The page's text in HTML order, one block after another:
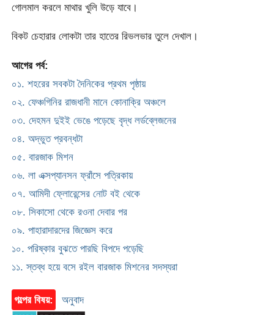
গোলমাল করলে মাথার খুলি উড়ে যাবে।
বিকট চেহারার লোকটা তার হাতের রিভলভার তুলে দেখাল।
আগের পর্ব:
০১. শহরের সবকটা দৈনিকের প্রথম পৃষ্ঠায়
০২. ফেঞ্চগিনির রাজধানী মানে কোনাক্রি অঞ্চলে
০৩. দেহমন দুইই ভেঙে পড়েছে বৃদ্ধ লর্ডব্লেজনের
০৪. অদ্ভুত প্রবন্ধটা
০৫. বারজাক মিশন
০৬. লা এক্সপ্যানসন ফ্রাঁসে পত্রিকায়
০৭. আমিদী ফ্লোরেন্সের নোট বই থেকে
০৮. সিকাসো থেকে রওনা দেবার পর
০৯. পাহারাদারদের জিজ্ঞেস করে
১০. পরিষ্কার বুঝতে পারছি বিপদে পড়েছি
১১. স্তব্ধ হয়ে বসে রইল বারজাক মিশনের সদস্যরা
গল্পের বিষয়: অনুবাদ